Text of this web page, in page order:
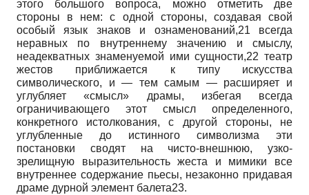
этого большого вопроса, можно отметить две
стороны в нем: с одной стороны, создавая свой
особый язык знаков и озна­менований,21 всегда
неравных по внутреннему значению и смыслу,
неадекватных знаменуемой ими сущности,22 театр
жестов приближается к типу искусства
символического, и — тем самым — расширяет и
углубляет «смысл» драмы, избегая всегда
ограничивающего этот смысл определенного,
конкретного истолкования, с другой стороны, не
углубленные до истинного символизма эти
постановки сводят на чисто-внешнюю, узко-
зрелищную выразительность жеста и мимики все
внутреннее содержание пьесы, незаконно придавая
драме дурной элемент балета23.